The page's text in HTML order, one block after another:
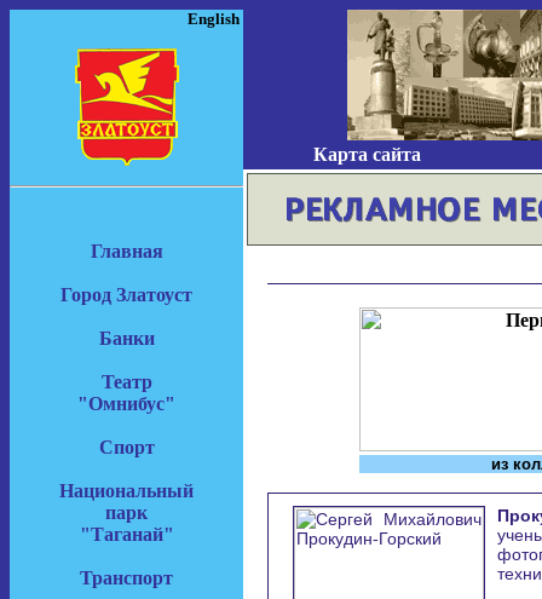
English
Главная
Город Златоуст
Банки
Театр
"Омнибус"
Спорт
Национальный
парк
"Таганай"
Транспорт
Карта сайта
из